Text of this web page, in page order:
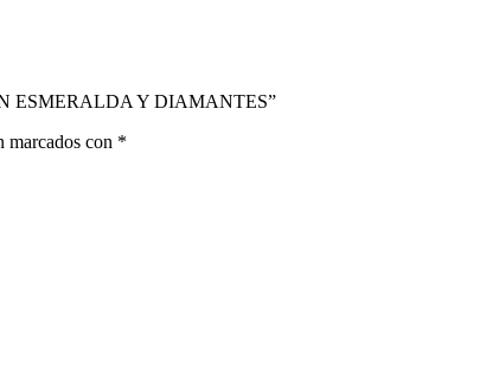
ESMERALDA Y DIAMANTES”
marcados con *